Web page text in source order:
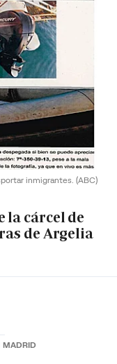
inmigrantes. (ABC)
la cárcel de
de Argelia
MADRID